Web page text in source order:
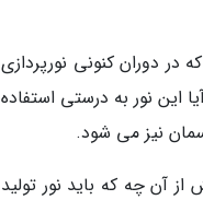
در دوران کنونی نورپردازی
نور به درستی استفاده
نیز می شود.
آن چه که باید نور تولید